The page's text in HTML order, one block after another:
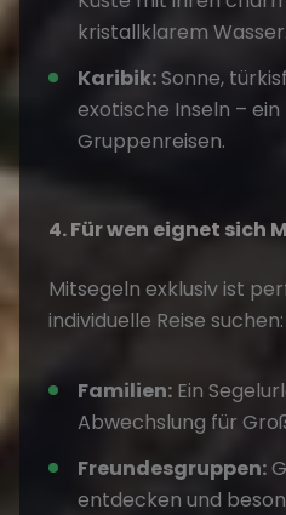
kristallklarem Wasser.
Karibik:Sonne,
exotische Inseln –
Gruppenreisen.
4. Für wen eignet sich
Mitsegeln exklusiv ist
individuelle Reise suchen:
Familien: Ein
Abwechslung für
Freundesgruppen:
entdecken und